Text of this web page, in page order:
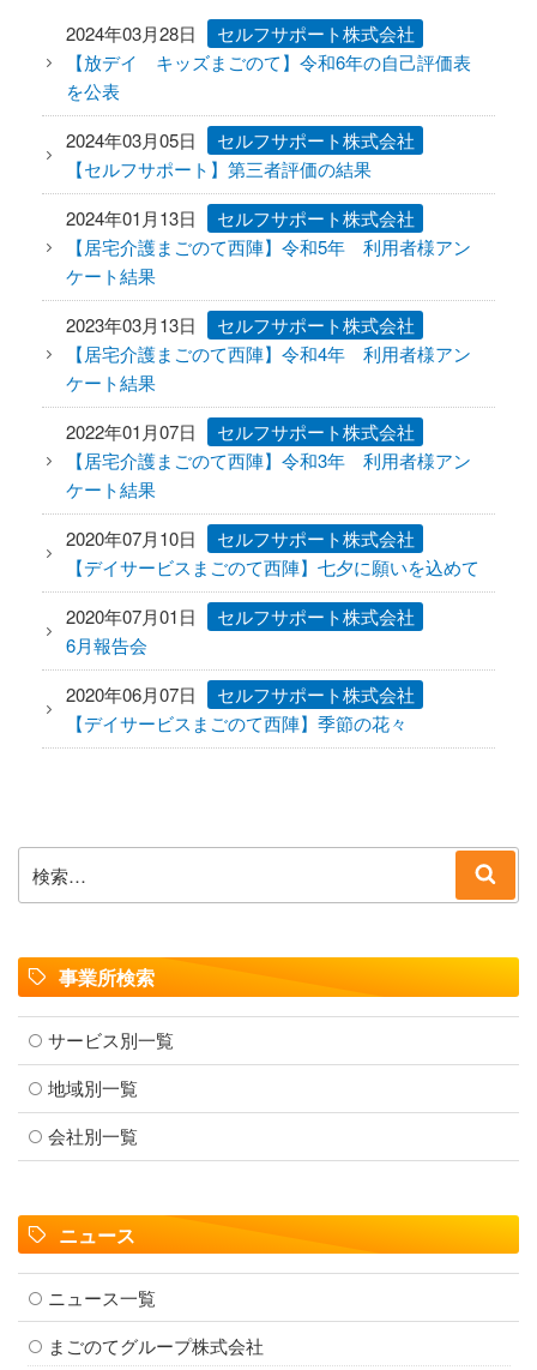
2024年03月28日
セルフサポート株式会社
【放デイ キッズまごのて】令和6年の自己評価表
を公表
2024年03月05日
セルフサポート株式会社
【セルフサポート】第三者評価の結果
2024年01月13日
セルフサポート株式会社
【居宅介護まごのて西陣】令和5年 利用者様アン
ケート結果
2023年03月13日
セルフサポート株式会社
【居宅介護まごのて西陣】令和4年 利用者様アン
ケート結果
2022年01月07日
セルフサポート株式会社
【居宅介護まごのて西陣】令和3年 利用者様アン
ケート結果
2020年07月10日
セルフサポート株式会社
【デイサービスまごのて西陣】七夕に願いを込めて
2020年07月01日
セルフサポート株式会社
6月報告会
2020年06月07日
セルフサポート株式会社
【デイサービスまごのて西陣】季節の花々
索:
索
事業所検索
サービス別一覧
地域別一覧
会社別一覧
ニュース
ニュース一覧
まごのてグループ株式会社